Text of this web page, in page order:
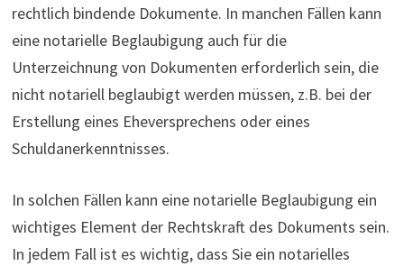
rechtlich bindende Dokumente. In manchen Fällen kann
eine notarielle Beglaubigung auch für die
Unterzeichnung von Dokumenten erforderlich sein, die
nicht notariell beglaubigt werden müssen, z.B. bei der
Erstellung eines Eheversprechens oder eines
Schuldanerkenntnisses.
In solchen Fällen kann eine notarielle Beglaubigung ein
wichtiges Element der Rechtskraft des Dokuments sein.
In jedem Fall ist es wichtig, dass Sie ein notarielles